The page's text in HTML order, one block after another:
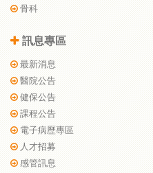
骨科
訊息專區
最新消息
醫院公告
健保公告
課程公告
電子病歷專區
人才招募
感管訊息